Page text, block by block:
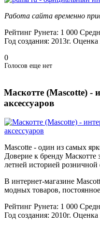
Работа сайта временно
Рейтинг Рунета: 1 000
Год создания: 2013г. Оценка
0
Голосов еще нет
Маскотте (Mascotte) -
аксессуаров
Mascotte - один из самых
Доверие к бренду Маскотте
летней историей
В интернет-магазине
модных товаров,
Рейтинг Рунета: 1 000
Год создания: 2010г. Оценка